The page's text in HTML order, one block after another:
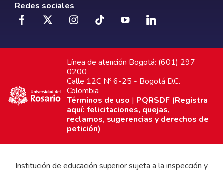
Redes sociales
Línea de atención Bogotá: (601) 297
0200
Calle 12C Nº 6-25 - Bogotá D.C.
Colombia
Términos de uso | PQRSDF (Registra
aquí: felicitaciones, quejas,
reclamos, sugerencias y derechos de
petición)
Institución de educación superior sujeta a la inspección y